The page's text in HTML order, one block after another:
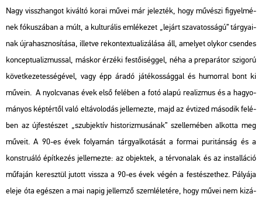
Nagy vissz­han­got ki­vál­tó korai művei már je­lez­ték, hogy mű­vé­szi fi­gyel­mé­
nek fó­ku­szá­ban a múlt, a kul­tu­rá­lis em­lé­ke­zet „le­járt sza­va­tos­sá­gú” tár­gya­i­
nak új­ra­hasz­no­sí­tá­sa, il­let­ve re­kon­tex­tu­a­li­zá­lá­sa áll, ame­lyet oly­kor csen­des
kon­cep­tu­a­liz­mus­sal, más­kor ér­zé­ki fes­tő­i­ség­gel, néha a pre­pa­rá­tor szi­go­rú
kö­vet­ke­ze­tes­sé­gé­vel, vagy épp áradó já­té­kos­ság­gal és hu­mor­ral bont ki
mű­ve­in. A nyolc­va­nas évek első fe­lé­ben a fotó alapú re­a­liz­mus és a ha­gyo­
má­nyos kép­tér­től való el­tá­vo­lo­dás jel­le­mez­te, majd az év­ti­zed má­so­dik fe­lé­
ben az új­fes­té­szet „szub­jek­tív his­to­riz­mu­sá­nak” szel­le­mé­ben al­kot­ta meg
mű­ve­it. A 90-es évek fo­lya­mán tárgy­al­ko­tá­sát a for­mai pu­ri­tán­ság és a
konst­ru­á­ló épít­ke­zés jel­le­mez­te: az ob­jek­tek, a tér­vo­na­lak és az ins­tal­lá­ció
mű­fa­ján ke­resz­tül ju­tott vissza a 90-es évek végén a fes­té­szet­hez. Pá­lyá­ja
eleje óta egé­szen a mai napig jel­lem­ző szem­lé­le­té­re, hogy művei nem ki­zá­